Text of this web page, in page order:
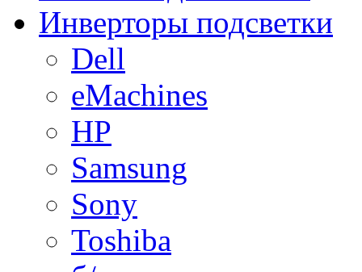
Инверторы подсветки
Dell
eMachines
HP
Samsung
Sony
Toshiba